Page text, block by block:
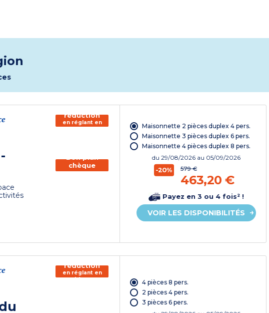
150€ de
réduction
en réglant en
chèque
chèque
vacances
Maisonnette 2 pièces duplex 4 pers.
Maisonnette 3 pièces duplex 6 pers.
Maisonnette 4 pièces duplex 8 pers.
du29/08/2026 au 05/09/2026
-20% 579 €
463,20 €
Payez en 3 ou 4 fois² !
VOIR LES DISPONIBILITÉS
150€ de
réduction
en réglant en
chèque
4 pièces 8 pers.
2 pièces 4 pers.
3 pièces 6 pers.